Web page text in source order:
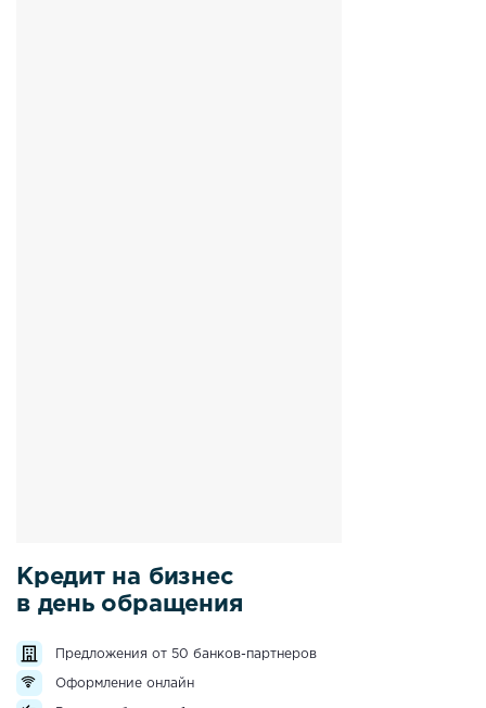
Кредит на бизнес
в день обращения
Предложения от 50 банков-партнеров
Оформление онлайн